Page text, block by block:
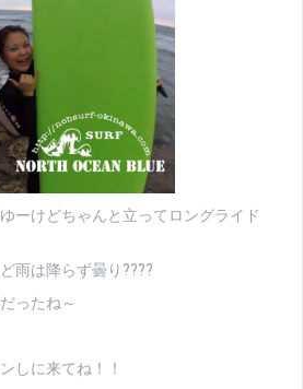
ーけどちゃんと立ってロングライド
雨は降らず曇り????
ったね～
しに来てね！！